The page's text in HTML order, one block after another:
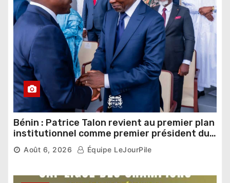
Bénin : Patrice Talon revient au premier plan
institutionnel comme premier président du
Sénat
Août 6, 2026 Équipe LeJourPile